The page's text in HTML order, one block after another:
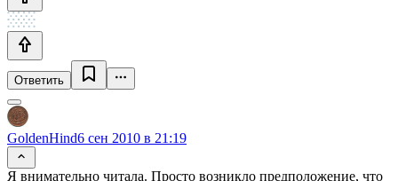
Ответить
GoldenHind6 сен 2010 в 21:19
Я внимательно читала. Просто возникло предположение, что